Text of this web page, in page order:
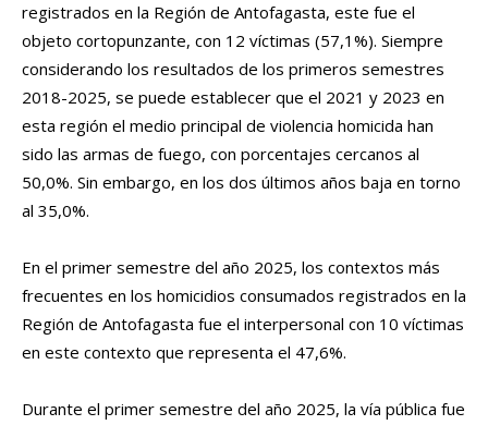
registrados en la Región de Antofagasta, este fue el
objeto cortopunzante, con 12 víctimas (57,1%). Siempre
considerando los resultados de los primeros semestres
2018-2025, se puede establecer que el 2021 y 2023 en
esta región el medio principal de violencia homicida han
sido las armas de fuego, con porcentajes cercanos al
50,0%. Sin embargo, en los dos últimos años baja en torno
al 35,0%.
En el primer semestre del año 2025, los contextos más
frecuentes en los homicidios consumados registrados en la
Región de Antofagasta fue el interpersonal con 10 víctimas
en este contexto que representa el 47,6%.
Durante el primer semestre del año 2025, la vía pública fue